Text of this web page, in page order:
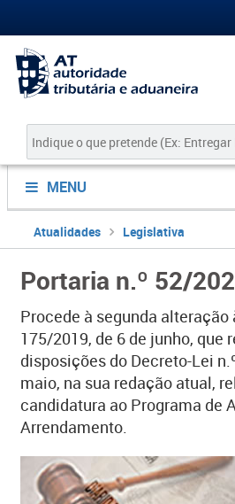
MENU
Atualidades Legislativa
Portaria n.º 52/
Procede à segunda alteração
175/2019, de 6 de junho, que
disposições do Decreto-Lei
maio, na sua redação atual,
candidatura ao Programa de
Arrendamento.